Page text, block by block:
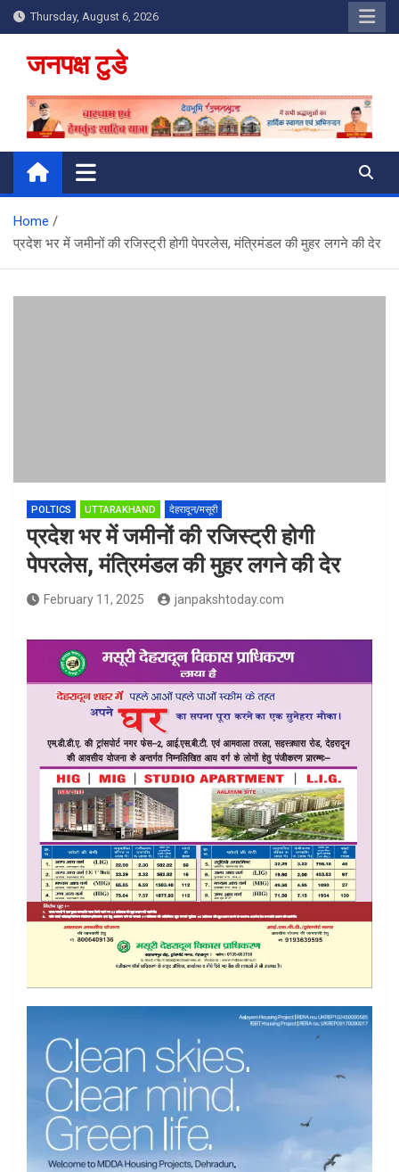
Skip
to
content
Thursday, August 6, 2026
जनपक्ष टुडे
Home
प्रदेश भर में जमीनों की रजिस्ट्री होगी पेपरलेस, मंत्रिमंडल की मुहर लगने की देर
POLTICS UTTARAKHAND देहरादून/मसूरी
प्रदेश भर में जमीनों की रजिस्ट्री होगी
पेपरलेस, मंत्रिमंडल की मुहर लगने की देर
February 11, 2025 janpakshtoday.com